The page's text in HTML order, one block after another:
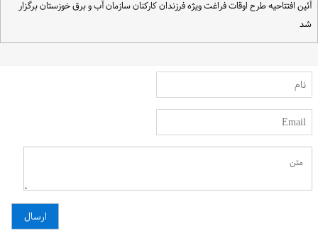
آئین افتتاحیه طرح اوقات فراغت ویژه فرزندان کارکنان سازمان آب و برق خوزستان برگزار
شد